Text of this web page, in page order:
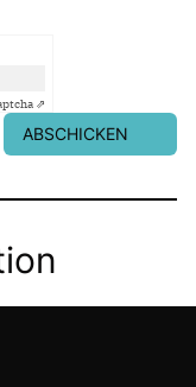
⇗
ABSCHICKEN